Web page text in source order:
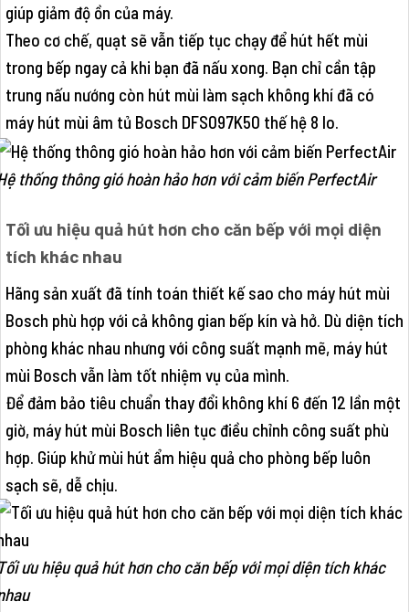
giúp giảm độ ồn của máy.
Theo cơ chế, quạt sẽ vẫn tiếp tục chạy để hút hết mùi
trong bếp ngay cả khi bạn đã nấu xong. Bạn chỉ cần tập
trung nấu nướng còn hút mùi làm sạch không khí đã có
máy hút mùi âm tủ Bosch DFS097K50 thế hệ 8 lo.
thống thông gió hoàn hảo hơn với cảm biến PerfectAir
Tối ưu hiệu quả hút hơn cho căn bếp với mọi diện
tích khác nhau
Hãng sản xuất đã tính toán thiết kế sao cho máy hút mùi
Bosch phù hợp với cả không gian bếp kín và hở. Dù diện tích
phòng khác nhau nhưng với công suất mạnh mẽ, máy hút
mùi Bosch vẫn làm tốt nhiệm vụ của mình.
Để đảm bảo tiêu chuẩn thay đổi không khí 6 đến 12 lần một
giờ, máy hút mùi Bosch liên tục điều chỉnh công suất phù
hợp. Giúp khử mùi hút ẩm hiệu quả cho phòng bếp luôn
sạch sẽ, dễ chịu.
ưu hiệu quả hút hơn cho căn bếp với mọi diện tích khác